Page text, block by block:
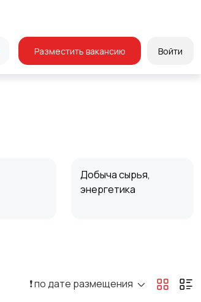
Разместить вакансию Войти
Добыча сырья,
энергетика
❗️ по дате размещения